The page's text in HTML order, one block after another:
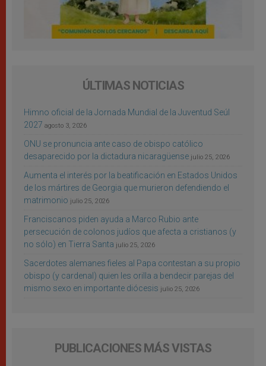
ÚLTIMAS NOTICIAS
Himno oficial de la Jornada Mundial de la Juventud Seúl
2027 agosto 3, 2026
ONU se pronuncia ante caso de obispo católico
desaparecido por la dictadura nicaragüense julio 25, 2026
Aumenta el interés por la beatificación en Estados Unidos
de los mártires de Georgia que murieron defendiendo el
matrimonio julio 25, 2026
Franciscanos piden ayuda a Marco Rubio ante
persecución de colonos judíos que afecta a cristianos (y
no sólo) en Tierra Santa julio 25, 2026
Sacerdotes alemanes fieles al Papa contestan a su propio
obispo (y cardenal) quien les orilla a bendecir parejas del
mismo sexo en importante diócesis julio 25, 2026
PUBLICACIONES MÁS VISTAS